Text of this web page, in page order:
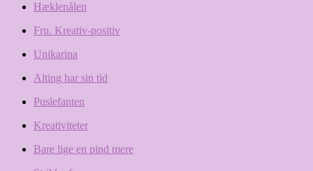
Hæklenålen
Fru. Kreativ-positiv
Unikarina
Alting har sin tid
Puslefanten
Kreativiteter
Bare lige en pind mere